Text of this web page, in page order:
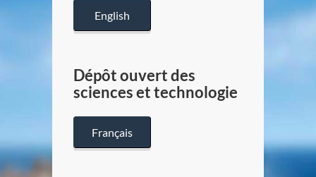
English
Dépôt ouvert des
sciences et technologie
Français